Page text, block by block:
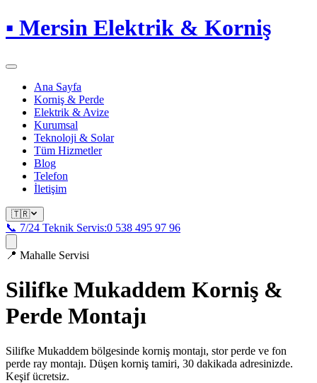
▪ Mersin Elektrik & Korniş
Ana Sayfa
Korniş & Perde
Elektrik & Avize
Kurumsal
Teknoloji & Solar
Tüm Hizmetler
Blog
Telefon
İletişim
🇹🇷
📞 7/24 Teknik Servis:0 538 495 97 96
📍 Mahalle Servisi
Silifke Mukaddem Korniş &
Perde Montajı
Silifke Mukaddem bölgesinde korniş montajı, stor perde ve fon
perde ray montajı. Düşen korniş tamiri, 30 dakikada adresinizde.
Keşif ücretsiz.